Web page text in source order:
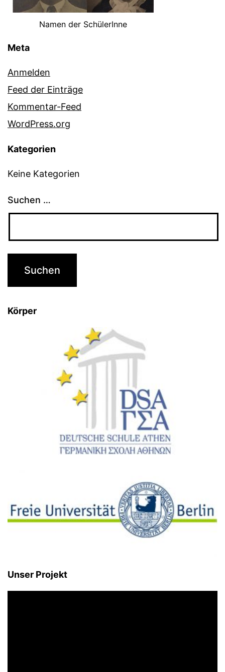
Namen der SchülerInne
Meta
Anmelden
Feed der Einträge
Kommentar-Feed
WordPress.org
Kategorien
Keine Kategorien
Suchen …
Körper
Unser Projekt